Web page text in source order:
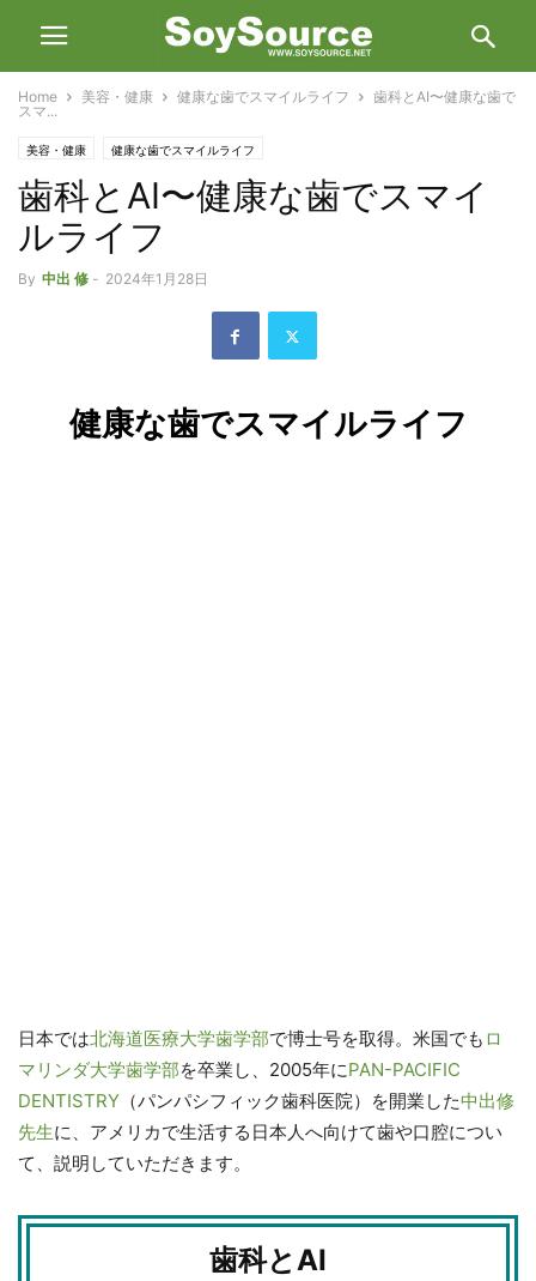
Home 美容・健康 健康な歯でスマイルライフ
歯科とAI〜健康な歯で
スマ...
美容・健康 健康な歯でスマイルライフ
歯科とAI〜健康な歯でスマイ
ルライフ
By 中出 修 - 2024年1月28日
健康な歯でスマイルライフ
日本では北海道医療大学歯学部で博士号を取得。米国でも ロ
マリンダ大学歯学部を卒業し、2005年にPAN-PACIFIC
DENTISTRY （パンパシフィック歯科医院）を開業した中出修
先生に、アメリカで生活する日本人へ向けて歯や口腔につい
て、説明していただきます。
歯科とAI